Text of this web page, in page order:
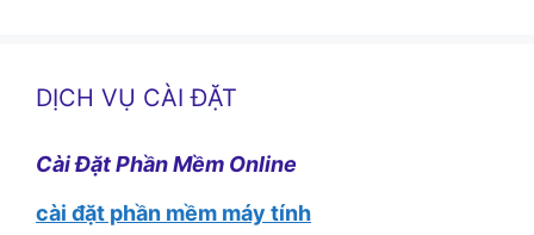
DỊCH VỤ CÀI ĐẶT
Cài Đặt Phần Mềm Online
cài đặt phần mềm máy tính